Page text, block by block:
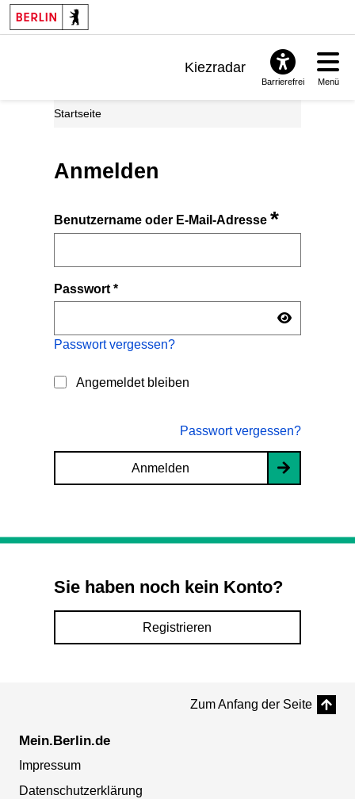
Kiezradar
Barrierefrei Menü
Startseite
Anmelden
Benutzername oder E-Mail-Adresse*
Passwort*
Passwort vergessen?
Angemeldet bleiben
Passwort vergessen?
Anmelden
Sie haben noch kein Konto?
Registrieren
Zum Anfang der Seite
Mein.Berlin.de
Impressum
Datenschutzerklärung